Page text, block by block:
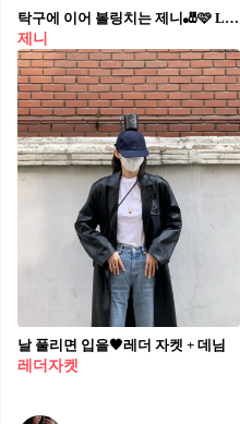
탁구에 이어 볼링치는 제니🎳🩷 Love hangover 너무 예쁘게 치는데요?! 얼마나 치는지 보게됨🤔
제니
날 풀리면 입을🖤레더 자켓 + 데님
레더자켓